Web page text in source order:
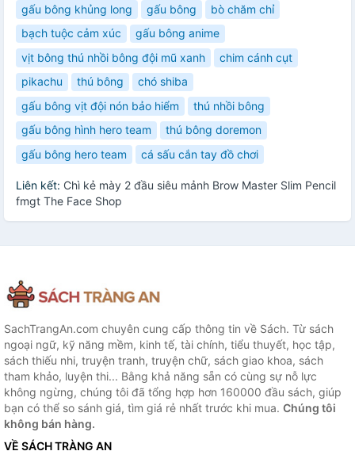
gấu bông khủng long
gấu bông
bò chăm chỉ
bạch tuộc cảm xúc
gấu bông anime
vịt bông thú nhồi bông đội mũ xanh
chim cánh cụt
pikachu
thú bông
chó shiba
gấu bông vịt đội nón bảo hiểm
thú nhồi bông
gấu bông hình hero team
thú bông doremon
gấu bông hero team
cá sấu cắn tay đồ chơi
Liên kết: Chì kẻ mày 2 đầu siêu mảnh Brow Master Slim Pencil
fmgt The Face Shop
SachTrangAn.com chuyên cung cấp thông tin về Sách. Từ sách
ngoại ngữ, kỹ năng mềm, kinh tế, tài chính, tiểu thuyết, học tập,
sách thiếu nhi, truyện tranh, truyện chữ, sách giao khoa, sách
tham khảo, luyện thi... Bằng khả năng sẵn có cùng sự nỗ lực
không ngừng, chúng tôi đã tổng hợp hơn 160000 đầu sách, giúp
bạn có thể so sánh giá, tìm giá rẻ nhất trước khi mua. Chúng tôi
không bán hàng.
VỀ SÁCH TRÀNG AN